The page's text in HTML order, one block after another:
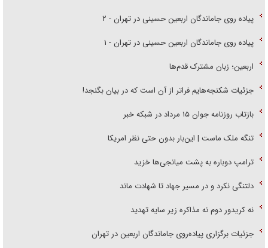
پیاده روی جاماندگان اربعین حسینی در تهران - ۲
پیاده روی جاماندگان اربعین حسینی در تهران - ۱
اربعین؛ زبان مشترک قدم‌ها
جزئیات شکنجه‌هایم فراتر از آن است که در بیان بگنجد!
بازتاب روزنامه جوان ۱۵ مرداد در شبکه خبر
تنگه ملک ماست | این‌بار بدون حتی نظر امریکا
ترامپ دوباره به پشت میانجی‌ها خزید
دلتنگی نکرد و در مسیر جهاد تا شهادت ماند
نه کریدور دوم نه مذاکره زیر سایه تهدید
جزئیات برگزاری پیاده‌روی جاماندگان اربعین در تهران